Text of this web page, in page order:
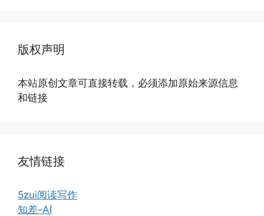
版权声明
本站原创文章可直接转载，必须添加原始来源信息
和链接
友情链接
5zui阅读写作
知差-AI